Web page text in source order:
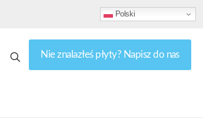
Polski
Nie znalazłeś płyty? Napisz do nas